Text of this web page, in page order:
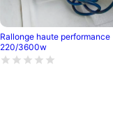
Rallonge haute performance
220/3600w